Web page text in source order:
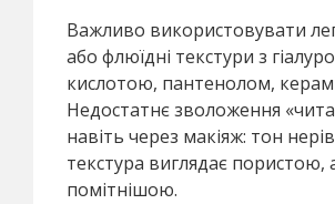
Важливо використовувати
або флюїдні текстури з
кислотою, пантенолом,
Недостатнє зволоження
навіть через макіяж: тон
текстура виглядає пористою,
помітнішою.